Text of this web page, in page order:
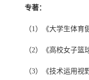
专著：
（1） 《大学生体育
（2）《高校女子
（3）《技术运用视